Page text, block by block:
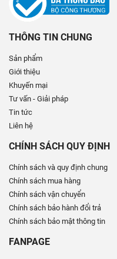
THÔNG TIN CHUNG
Sản phẩm
Giới thiệu
Khuyến mại
Tư vấn - Giải pháp
Tin tức
Liên hệ
CHÍNH SÁCH QUY ĐỊNH
Chính sách và quy định chung
Chính sách mua hàng
Chính sách vận chuyển
Chính sách bảo hành đổi trả
Chính sách bảo mật thông tin
FANPAGE